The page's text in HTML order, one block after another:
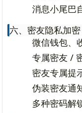
消息小尾巴
六、密友隐私加密
微信钱包、
专属密友 /
密友专属提
伪装密友通
多种密码解